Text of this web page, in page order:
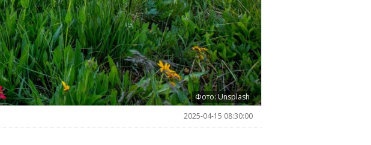
Фото: Unsplash
2025-04-15 08:30:00